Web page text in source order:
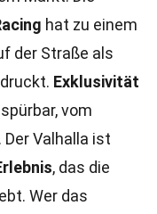
hat zu einem
der Straße als
Exklusivität
vom
. Der Valhalla ist
, das die
Wer das